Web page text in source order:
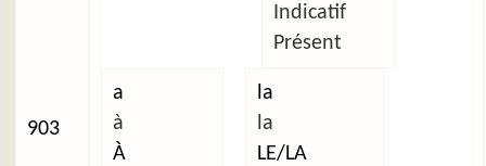
903
Indicatif
Présent
a
à
À
la
la
LE/LA